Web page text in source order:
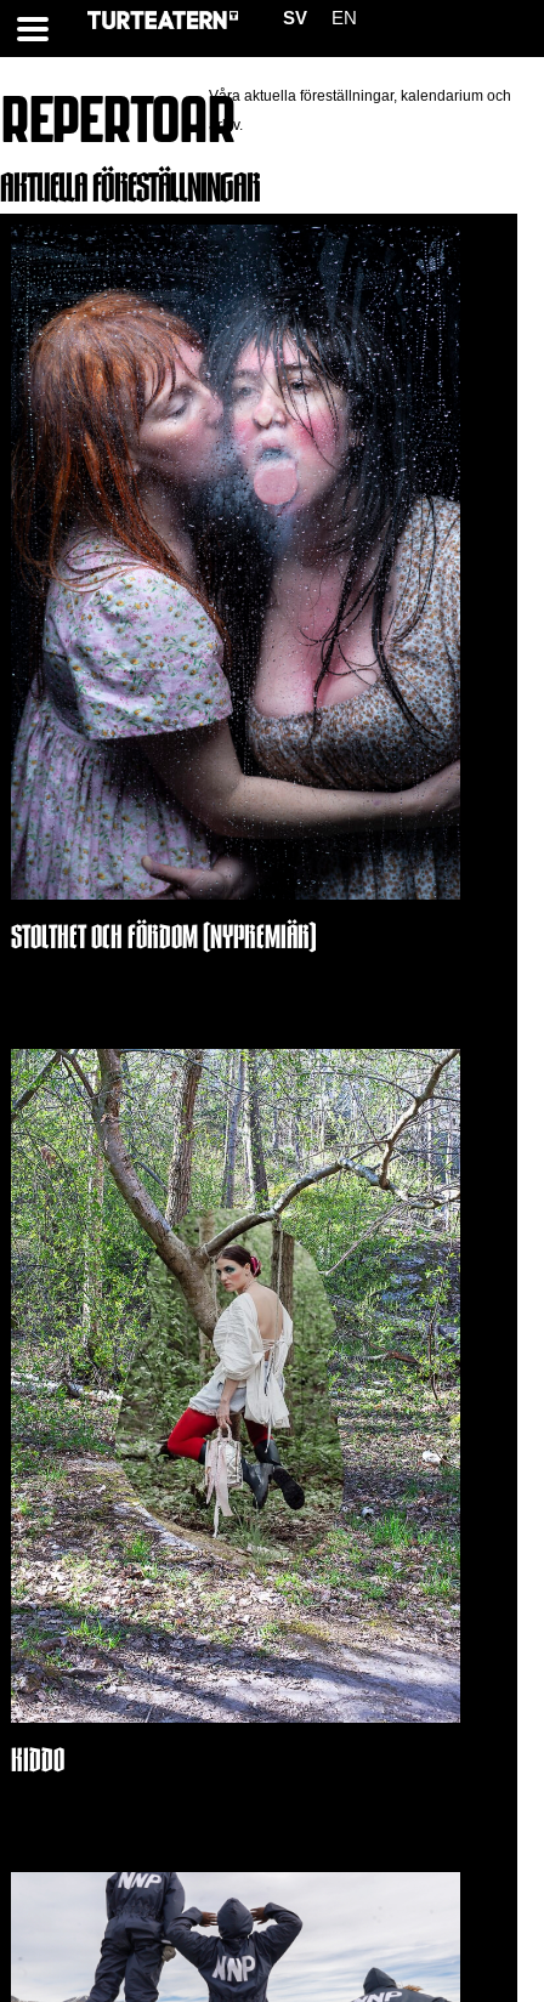
SV EN
REPERTOARVåra aktuella föreställningar, kalendarium och
arkiv.
AKTUELLA FÖRESTÄLLNINGAR
STOLTHET OCH FÖRDOM (NYPREMIÄR)
KIDDO